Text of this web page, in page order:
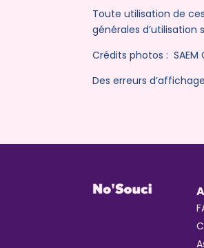
Toute utilisation de
générales
Crédits photos : SAEM
Des erreurs